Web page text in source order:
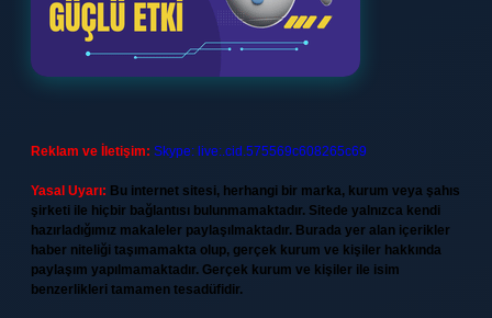
Reklam ve İletişim: Skype: live:.cid.575569c608265c69
Yasal Uyarı: Bu internet sitesi, herhangi bir marka, kurum veya şahıs
şirketi ile hiçbir bağlantısı bulunmamaktadır. Sitede yalnızca kendi
hazırladığımız makaleler paylaşılmaktadır. Burada yer alan içerikler
haber niteliği taşımamakta olup, gerçek kurum ve kişiler hakkında
paylaşım yapılmamaktadır. Gerçek kurum ve kişiler ile isim
benzerlikleri tamamen tesadüfidir.